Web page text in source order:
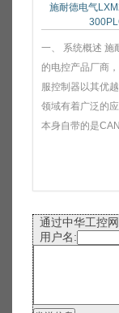
施耐德电气
一、 系统概述 施
的电控产品厂商
服控制器以其优
领域有着广泛的
本身自带的是
通过中华工控
用户名: